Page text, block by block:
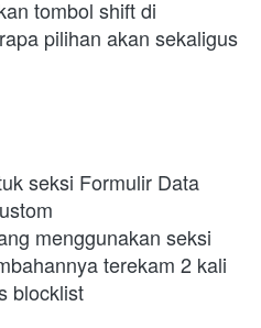
tombol shift di
pilihan akan sekaligus
seksi Formulir Data
menggunakan seksi
terekam 2 kali
blocklist